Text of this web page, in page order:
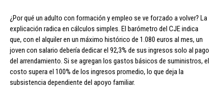
¿Por qué un adulto con formación y empleo se ve forzado a volver? La
explicación radica en cálculos simples. El barómetro del CJE indica
que, con el alquiler en un máximo histórico de 1.080 euros al mes, un
joven con salario debería dedicar el 92,3% de sus ingresos solo al pago
del arrendamiento. Si se agregan los gastos básicos de suministros, el
costo supera el 100% de los ingresos promedio, lo que deja la
subsistencia dependiente del apoyo familiar.